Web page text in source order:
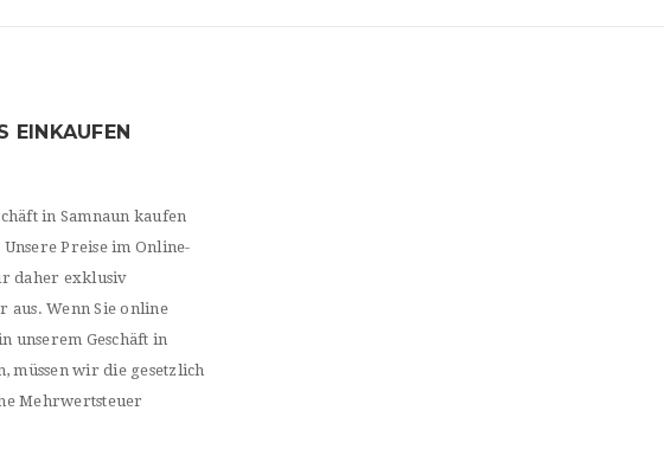
EINKAUFEN
in Samnaun kaufen
Preise im Online-
daher exklusiv
aus. Wenn Sie online
unserem Geschäft in
müssen wir die gesetzlich
Mehrwertsteuer